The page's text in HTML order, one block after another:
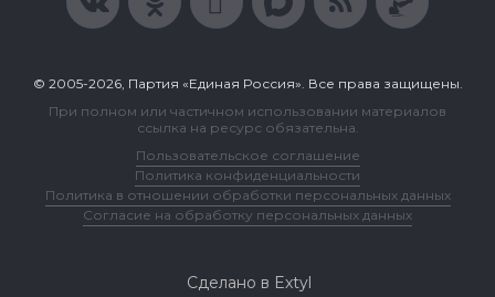
© 2005-2026, Партия «Единая Россия». Все права защищены.
При полном или частичном использовании материалов
ссылка на ресурс обязательна.
Пользовательское соглашение
Политика конфиденциальности
Политика в отношении обработки персональных данных
Согласие на обработку персональных данных
Сделано в Extyl